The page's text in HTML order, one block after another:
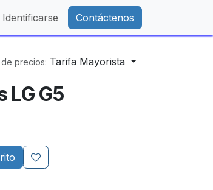
Identificarse Contáctenos
de precios: Tarifa Mayorista
LG G5